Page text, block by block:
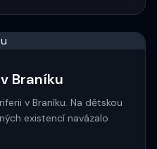
Braníku
v Braníku. Na dětskou
existencí navázalo